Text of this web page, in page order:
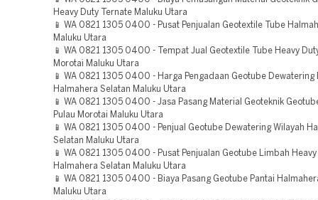
Heavy Duty Ternate Maluku Utara
📱 WA 0821 1305 0400 - Pusat Penjualan Geotextile Tube
Maluku Utara
📱 WA 0821 1305 0400 - Tempat Jual Geotextile Tube Heavy
Morotai Maluku Utara
📱 WA 0821 1305 0400 - Harga Pengadaan Geotube Dewatering
Halmahera Selatan Maluku Utara
📱 WA 0821 1305 0400 - Jasa Pasang Material Geoteknik
Pulau Morotai Maluku Utara
📱 WA 0821 1305 0400 - Penjual Geotube Dewatering Wilayah
Selatan Maluku Utara
📱 WA 0821 1305 0400 - Pusat Penjualan Geotube Limbah Heavy
Halmahera Selatan Maluku Utara
📱 WA 0821 1305 0400 - Biaya Pasang Geotube Pantai
Maluku Utara